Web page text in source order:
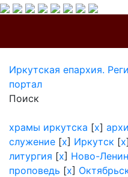
Иркутская епархия.
портал
Поиск
храмы иркутска [x]
служение [x] Иркутск [x]
литургия [x] Ново-
проповедь [x]